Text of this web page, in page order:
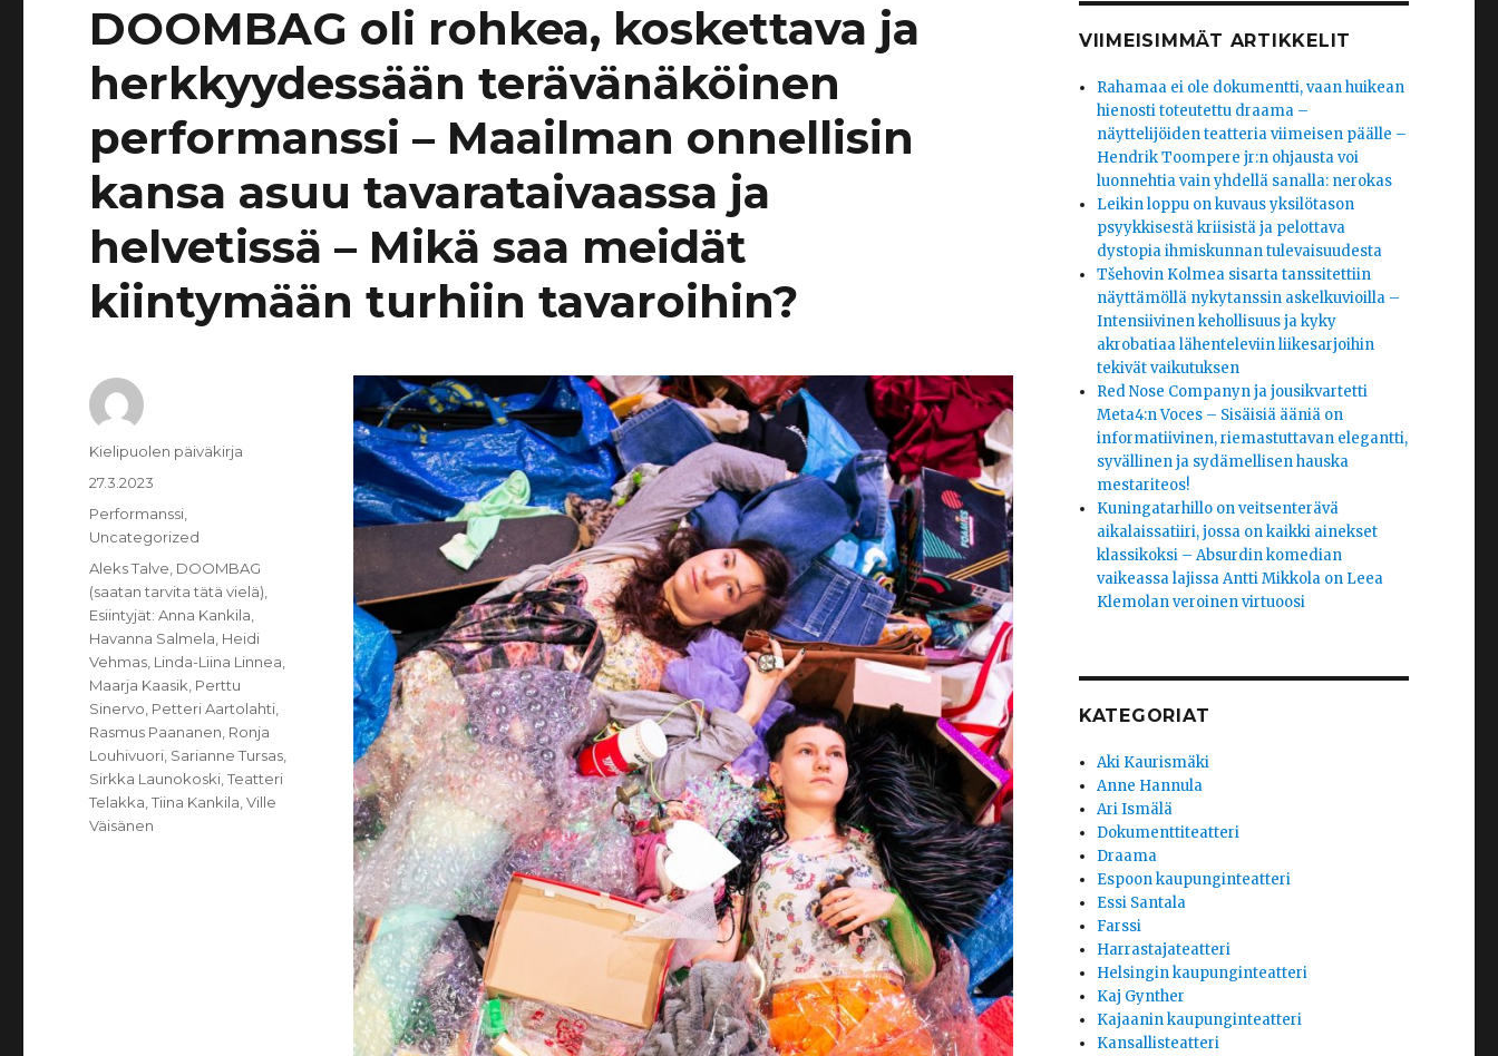
DOOMBAG oli rohkea, koskettava ja
herkkyydessään terävänäköinen
performanssi – Maailman onnellisin
kansa asuu tavarataivaassa ja
helvetissä – Mikä saa meidät
kiintymään turhiin tavaroihin?
Kirjoittaja
Kielipuolen päiväkirja
Julkaistu
27.3.2023
Kategoriat
Performanssi
Uncategorized
Avainsanat
Aleks Talve DOOMBAG
(saatan tarvita tätä vielä)
Esiintyjät: Anna Kankila
Havanna Salmela Heidi
Vehmas Linda-Liina Linnea
Maarja Kaasik Perttu
Sinervo Petteri Aartolahti
Rasmus Paananen Ronja
Louhivuori Sarianne Tursas
Sirkka Launokoski ,Teatteri
Telakka ,Tiina Kankila ,Ville
Väisänen
VIIMEISIMMÄT ARTIKKELIT
Rahamaa ei ole dokumentti, vaan huikean
hienosti toteutettu draama –
näyttelijöiden teatteria viimeisen päälle –
Hendrik Toompere jr:n ohjausta voi
luonnehtia vain yhdellä sanalla: nerokas
Leikin loppu on kuvaus yksilötason
psyykkisestä kriisistä ja pelottava
dystopia ihmiskunnan tulevaisuudesta
Tšehovin Kolmea sisarta tanssitettiin
näyttämöllä nykytanssin askelkuvioilla –
Intensiivinen kehollisuus ja kyky
akrobatiaa lähenteleviin liikesarjoihin
tekivät vaikutuksen
Red Nose Companyn ja jousikvartetti
Meta4:n Voces – Sisäisiä ääniä on
informatiivinen, riemastuttavan elegantti,
syvällinen ja sydämellisen hauska
mestariteos!
Kuningatarhillo on veitsenterävä
aikalaissatiiri, jossa on kaikki ainekset
klassikoksi – Absurdin komedian
vaikeassa lajissa Antti Mikkola on Leea
Klemolan veroinen virtuoosi
KATEGORIAT
Aki Kaurismäki
Anne Hannula
Ari Ismälä
Dokumenttiteatteri
Draama
Espoon kaupunginteatteri
Essi Santala
Farssi
Harrastajateatteri
Helsingin kaupunginteatteri
Kaj Gynther
Kajaanin kaupunginteatteri
Kansallisteatteri